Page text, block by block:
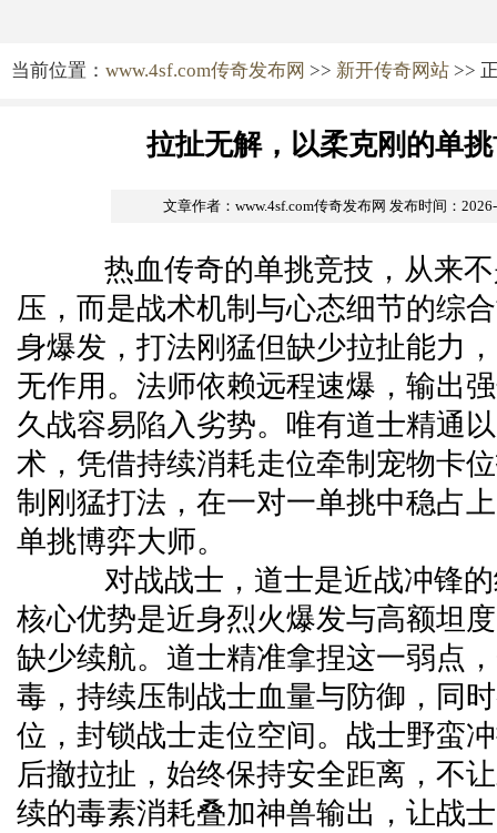
当前位置： www.4sf.com传奇发布网 >> 新开传奇网站 >>
拉扯无解，以柔克刚的单
文章作者：www.4sf.com传奇发布网 发布时间：
热血传奇的单挑竞技，从来不
压，而是战术机制与心态细节的综
身爆发，打法刚猛但缺少拉扯能力
无作用。法师依赖远程速爆，输出
久战容易陷入劣势。唯有道士精通
术，凭借持续消耗走位牵制宠物卡
制刚猛打法，在一对一单挑中稳占
单挑博弈大师。
对战战士，道士是近战冲锋的
核心优势是近身烈火爆发与高额坦
缺少续航。道士精准拿捏这一弱点
毒，持续压制战士血量与防御，同
位，封锁战士走位空间。战士野蛮
后撤拉扯，始终保持安全距离，不
续的毒素消耗叠加神兽输出，让战